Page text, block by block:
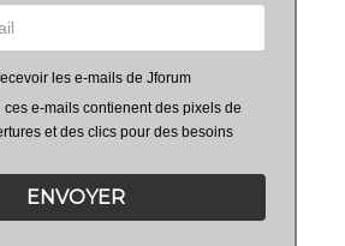
les e-mails de Jforum
ces e-mails contienent des pixels de
et des clics pour des besoins
ENVOYER